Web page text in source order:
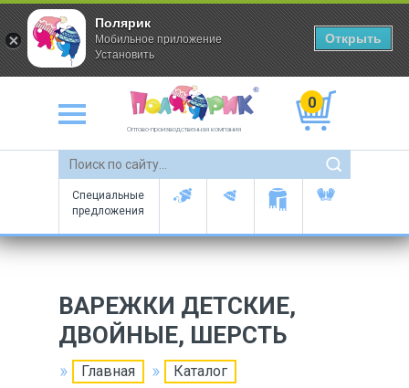
Оптово-производственная компания
0
Специальные
предложения
ВАРЕЖКИ ДЕТСКИЕ,
ДВОЙНЫЕ, ШЕРСТЬ
Главная
Каталог
Полярик
Мобильное приложение
Установить
Открыть